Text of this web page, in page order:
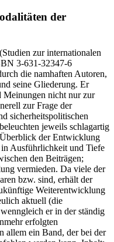
der
(Studien zur internationalen
3-631-32347-6
die namhaften Autoren,
seine Gliederung. Er
Meinungen nicht nur zur
zur Frage der
sicherheitspolitischen
jeweils schlagartig
der Entwicklung
Ausführlichkeit und Tiefe
den Beiträgen;
vermieden. Da viele der
bzw. sind, erhält der
Weiterentwicklung
aktuell (die
er in der ständig
erfolgten
allem ein Band, der bei der